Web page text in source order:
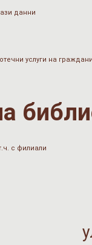
данни
услуги на
с филиали